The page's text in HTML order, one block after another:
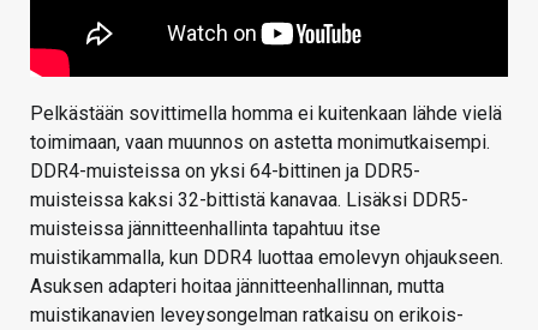
Pelkästään sovittimella homma ei kuitenkaan lähde vielä
toimimaan, vaan muunnos on astetta monimutkaisempi.
DDR4-muisteissa on yksi 64-bittinen ja DDR5-
muisteissa kaksi 32-bittistä kanavaa. Lisäksi DDR5-
muisteissa jännitteenhallinta tapahtuu itse
muistikammalla, kun DDR4 luottaa emolevyn ohjaukseen.
Asuksen adapteri hoitaa jännitteenhallinnan, mutta
muistikanavien leveysongelman ratkaisu on erikois-